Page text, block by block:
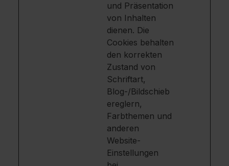
und Präsentation
von Inhalten
dienen. Die
Cookies behalten
den korrekten
Zustand von
Schriftart,
Blog-/Bildschieb
ereglern,
Farbthemen und
anderen
Website-
Einstellungen